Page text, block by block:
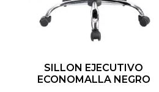
SILLON EJECUTIVO
ECONOMALLA NEGRO